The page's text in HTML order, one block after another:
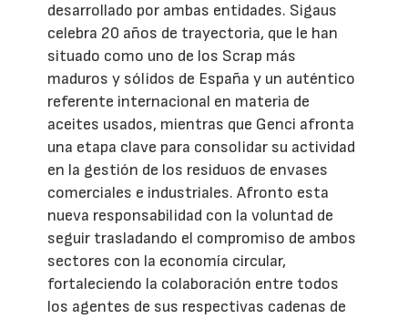
desarrollado por ambas entidades. Sigaus
celebra 20 años de trayectoria, que le han
situado como uno de los Scrap más
maduros y sólidos de España y un auténtico
referente internacional en materia de
aceites usados, mientras que Genci afronta
una etapa clave para consolidar su actividad
en la gestión de los residuos de envases
comerciales e industriales. Afronto esta
nueva responsabilidad con la voluntad de
seguir trasladando el compromiso de ambos
sectores con la economía circular,
fortaleciendo la colaboración entre todos
los agentes de sus respectivas cadenas de